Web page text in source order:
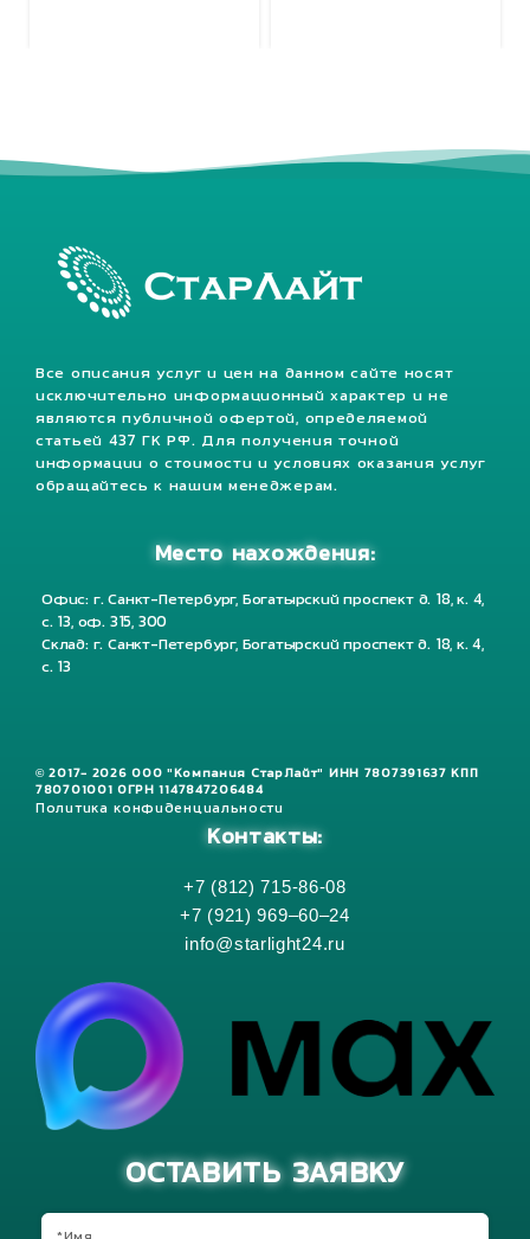
Все описания услуг и цен на данном сайте носят
исключительно информационный характер и не
являются публичной офертой, определяемой
статьей 437 ГК РФ. Для получения точной
информации о стоимости и условиях оказания услуг
обращайтесь к нашим менеджерам.
Место нахождения:
Офис: г. Санкт-Петербург, Богатырский проспект д. 18, к. 4,
с. 13, оф. 315, 300
Склад: г. Санкт-Петербург, Богатырский проспект д. 18, к. 4,
с. 13
© 2017- 2026 ООО "Компания СтарЛайт" ИНН 7807391637 КПП
780701001 ОГРН 1147847206484
Политика конфиденциальности
Контакты:
+7 (812) 715-86-08
+7 (921) 969–60–24
info@starlight24.ru
ОСТАВИТЬ ЗАЯВКУ